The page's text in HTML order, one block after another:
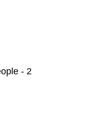
- 2